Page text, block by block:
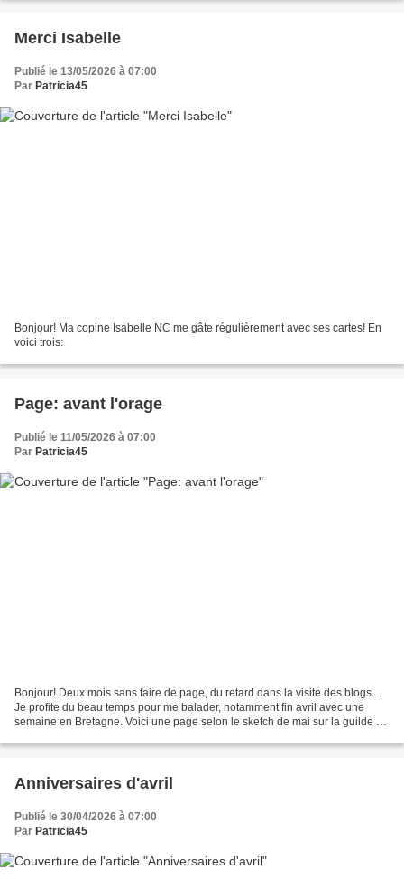
Merci Isabelle
Publié le 13/05/2026 à 07:00
Par Patricia45
Bonjour! Ma copine Isabelle NC me gâte régulièrement avec ses cartes! En
voici trois:
Page: avant l'orage
Publié le 11/05/2026 à 07:00
Par Patricia45
Bonjour! Deux mois sans faire de page, du retard dans la visite des blogs...
Je profite du beau temps pour me balader, notamment fin avril avec une
semaine en Bretagne. Voici une page selon le sketch de mai sur la guilde du
Anniversaires d'avril
Publié le 30/04/2026 à 07:00
Par Patricia45